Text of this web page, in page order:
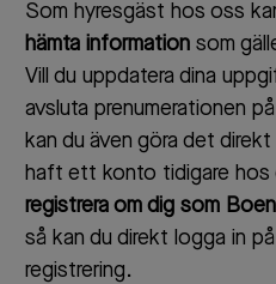
Som hyresgäst hos oss
hämta information som
Vill du uppdatera dina
avsluta prenumerationen
kan du även göra det
haft ett konto tidigare hos
registrera om dig som
så kan du direkt logga in
registrering.